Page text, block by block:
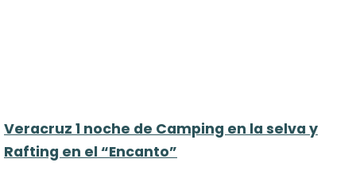
Veracruz 1 noche de Camping en la selva y
Rafting en el “Encanto”